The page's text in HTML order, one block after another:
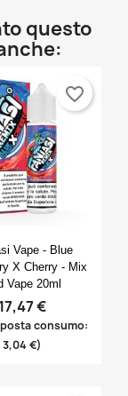
questo
Vape - Blue
X Cherry - Mix
Vape 20ml
17,47 €
consumo:
3,04 €)
favorite_border